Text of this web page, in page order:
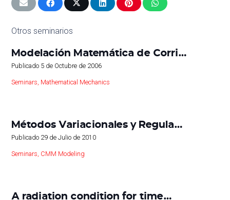
Otros seminarios
Modelación Matemática de Corri…
Publicado 5 de Octubre de 2006
Seminars Mathematical Mechanics
Métodos Variacionales y Regula…
Publicado 29 de Julio de 2010
Seminars CMM Modeling
A radiation condition for time…